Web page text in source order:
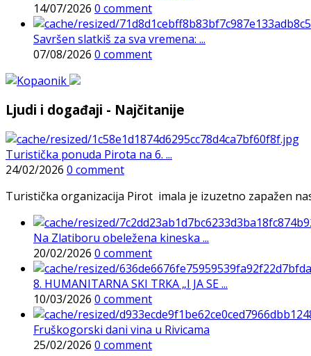
14/07/2026 0 comment
Savršen slatkiš za sva vremena: ...
07/08/2026 0 comment
Ljudi i događaji - Najčitanije
Turistička ponuda Pirota na 6. ...
24/02/2026 0 comment
Turistička organizacija Pirot imala je izuzetno zapažen
Na Zlatiboru obeležena kineska ...
20/02/2026 0 comment
8. HUMANITARNA SKI TRKA „I JA SE ...
10/03/2026 0 comment
Fruškogorski dani vina u Rivicama
25/02/2026 0 comment